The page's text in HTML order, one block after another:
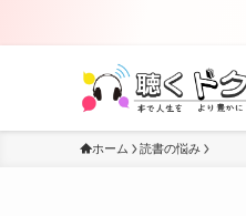
ホーム 読書の悩み